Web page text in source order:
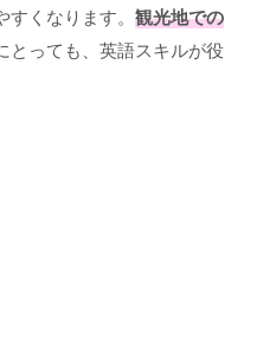
くなります。 観光地での
とっても、英語スキルが役